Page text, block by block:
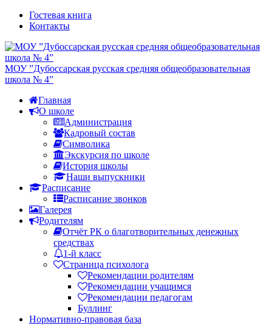
Гостевая книга
Контакты
МОУ ”Дубоссарская русская средняя общеобразовательная
школа № 4”
Главная
О школе
Администрация
Кадровый состав
Символика
Экскурсия по школе
История школы
Наши выпускники
Расписание
Расписание звонков
Галерея
Родителям
Отчёт РК о благотворительных денежных
средствах
1-й класс
Страница психолога
Рекомендации родителям
Рекомендации учащимся
Рекомендации педагогам
Буллинг
Нормативно-правовая база